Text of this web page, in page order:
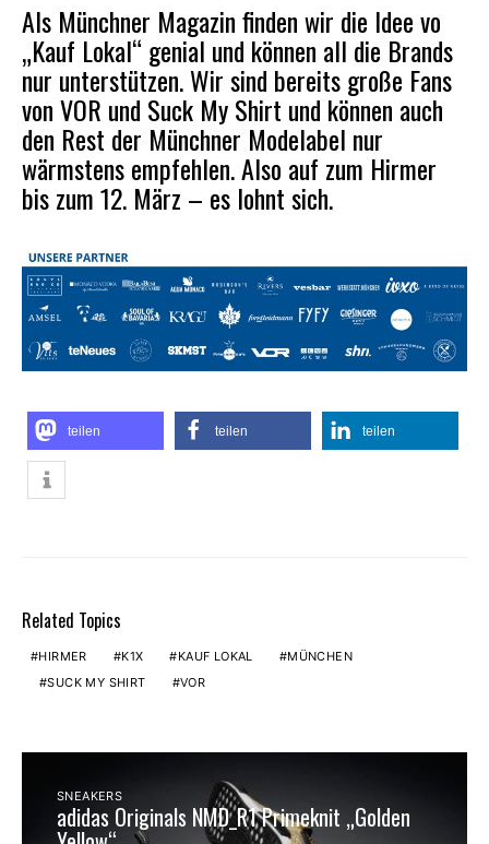
Als Münchner Magazin finden wir die Idee vo
„Kauf Lokal“ genial und können all die Brands
nur unterstützen. Wir sind bereits große Fans
von VOR und Suck My Shirt und können auch
den Rest der Münchner Modelabel nur
wärmstens empfehlen. Also auf zum Hirmer
bis zum 12. März – es lohnt sich.
teilen teilen teilen
Related Topics
HIRMER K1X KAUF LOKAL
MÜNCHEN
SUCK MY SHIRT
VOR
SNEAKERS
adidas Originals NMD_R1 Primeknit „Golden